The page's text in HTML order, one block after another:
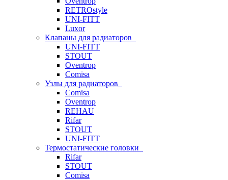
RETROstyle
UNI-FITT
Luxor
Клапаны для радиаторов
UNI-FITT
STOUT
Oventrop
Comisa
Узлы для радиаторов
Comisa
Oventrop
REHAU
Rifar
STOUT
UNI-FITT
Термостатические головки
Rifar
STOUT
Comisa